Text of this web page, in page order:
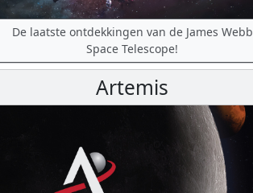
De laatste ontdekkingen van de James Webb
Space Telescope!
Artemis